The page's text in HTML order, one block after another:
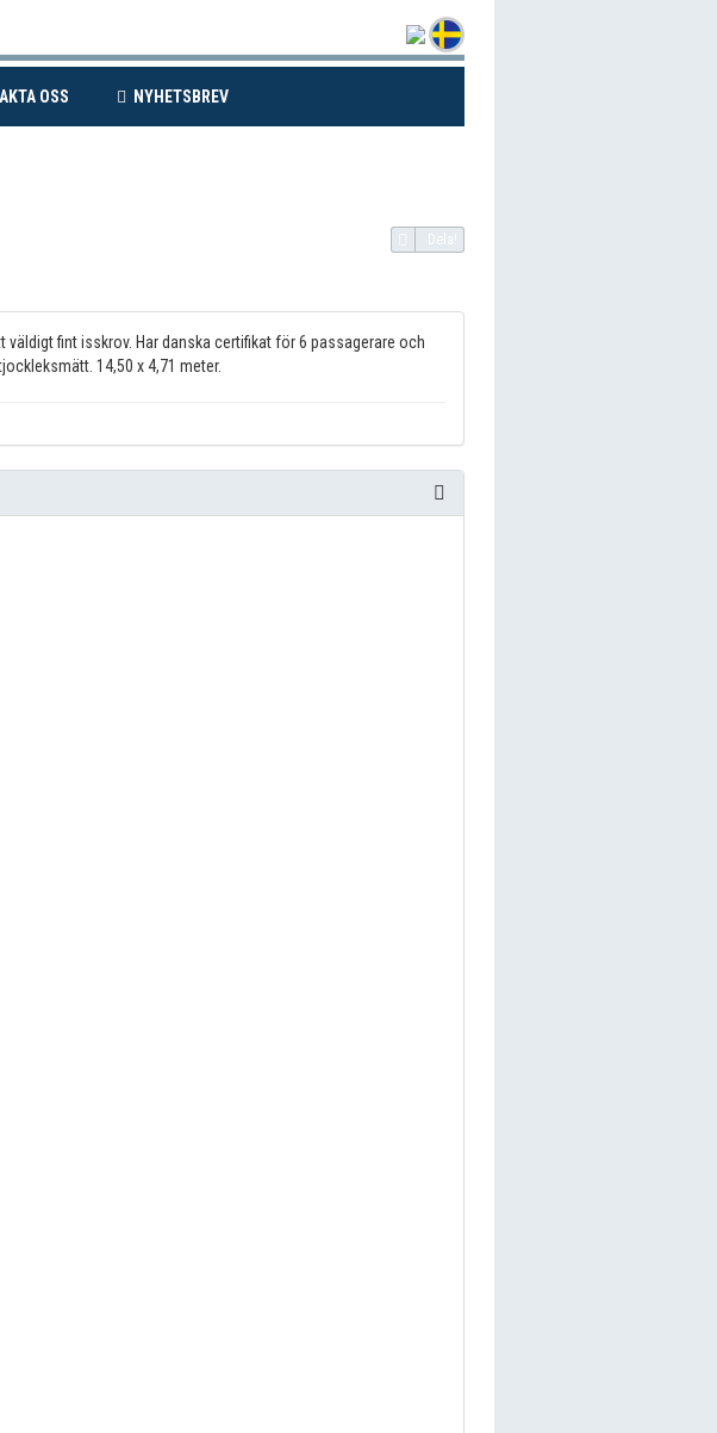
OSS (CURRENT)NYHETSBREV(CURRENT)
Dela!
fint isskrov. Har danska certifikat för 6 passagerare och
14,50 x 4,71 meter.